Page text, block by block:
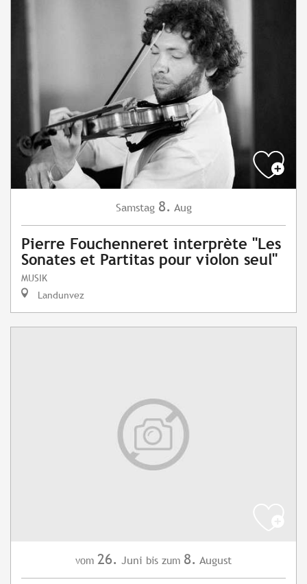
Samstag 8. Aug
Pierre Fouchenneret interprète "Les
Sonates et Partitas pour violon seul"
MUSIK
Landunvez
vom 26. Juni bis zum 8. August